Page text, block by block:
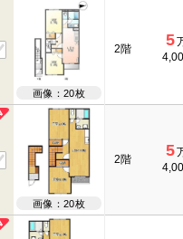
画像：20枚
2階 5
画像：20枚
2階 5